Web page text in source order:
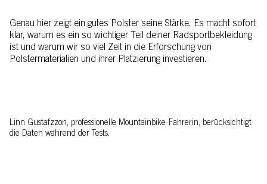
Genau hier zeigt ein gutes Polster seine Stärke. Es macht sofort
klar, warum es ein so wichtiger Teil deiner Radsportbekleidung
ist und warum wir so viel Zeit in die Erforschung von
Polstermaterialien und ihrer Platzierung investieren.
Linn Gustafzzon, professionelle Mountainbike-Fahrerin, berücksichtigt
die Daten während der Tests.